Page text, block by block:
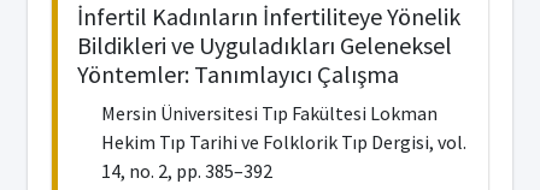
İnfertil Kadınların İnfertiliteye Yönelik
Bildikleri ve Uyguladıkları Geleneksel
Yöntemler: Tanımlayıcı Çalışma
Mersin Üniversitesi Tıp Fakültesi Lokman
Hekim Tıp Tarihi ve Folklorik Tıp Dergisi, vol.
14, no. 2, pp. 385–392